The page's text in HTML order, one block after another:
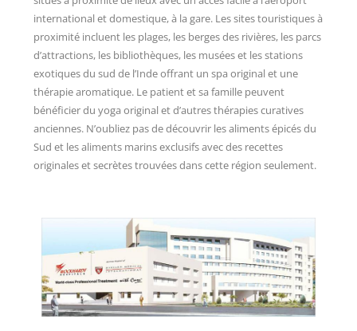
international et domestique, à la gare. Les sites touristiques à
proximité incluent les plages, les berges des rivières, les parcs
d’attractions, les bibliothèques, les musées et les stations
exotiques du sud de l’Inde offrant un spa original et une
thérapie aromatique. Le patient et sa famille peuvent
bénéficier du yoga original et d’autres thérapies curatives
anciennes. N’oubliez pas de découvrir les aliments épicés du
Sud et les aliments marins exclusifs avec des recettes
originales et secrètes trouvées dans cette région seulement.